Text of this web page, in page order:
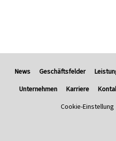
News Geschäftsfelder
Unternehmen
Karriere
Cookie-Einstellung